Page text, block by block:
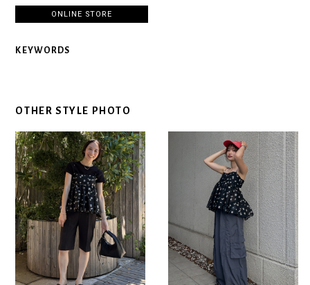
ONLINE STORE
KEYWORDS
OTHER STYLE PHOTO